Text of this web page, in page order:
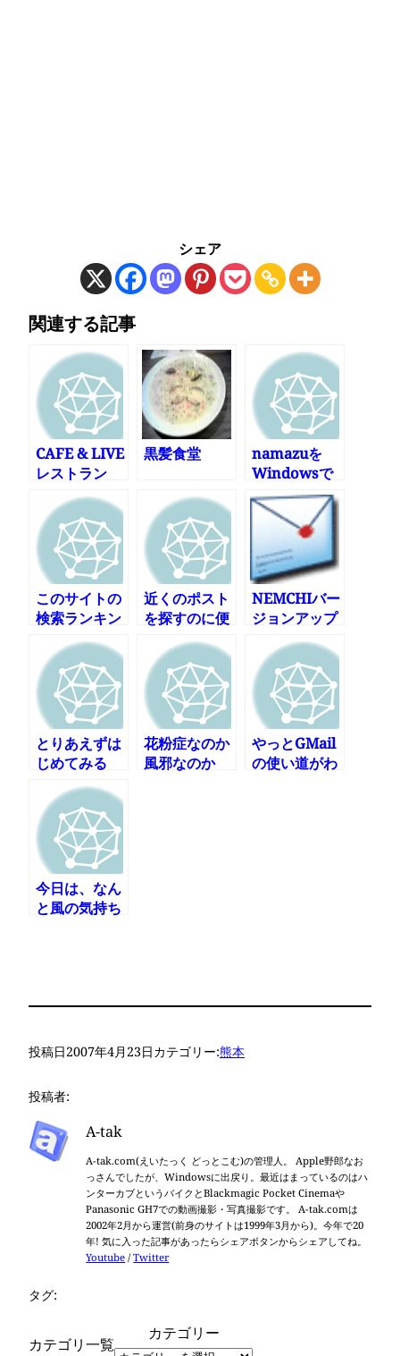
シェア
関連する記事
CAFE & LIVE
レストラン
ONE LOVE
黒髪食堂
namazuを
Windowsで
動かす
このサイトの
検索ランキン
近くのポスト
を探すのに便
利「ポストマ
ップ」
NEMCHIバー
ジョンアップ
開発日記
とりあえずは
じめてみる
花粉症なのか
風邪なのか
やっとGMail
の使い道がわ
今日は、なん
と風の気持ち
投稿日2007年4月23日カテゴリー:熊本
投稿者:
A-tak
A-tak.com(えいたっく どっとこむ)の管理人。 Apple野郎なお
っさんでしたが、Windowsに出戻り。最近はまっているのはハ
ンターカブというバイクとBlackmagic Pocket Cinemaや
Panasonic GH7での動画撮影・写真撮影です。 A-tak.comは
2002年2月から運営(前身のサイトは1999年3月から)。今年で20
年! 気に入った記事があったらシェアボタンからシェアしてね。
Youtube /Twitter
タグ:
カテゴリ一覧
カテゴリー